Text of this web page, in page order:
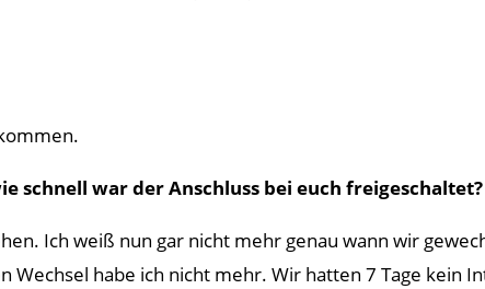
schnell war der Anschluss bei euch freigeschaltet?
Ich weiß nun gar nicht mehr genau wann wir
Wechsel habe ich nicht mehr. Wir hatten 7 Tage kein